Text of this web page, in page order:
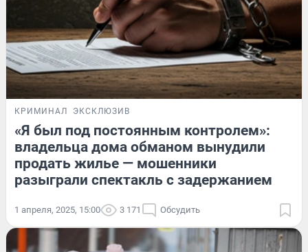
КРИМИНАЛ ЭКСКЛЮЗИВ
«Я был под постоянным контролем»:
владельца дома обманом вынудили
продать жилье — мошенники
разыграли спектакль с задержанием
1 апреля, 2025, 15:00 3 171 Обсудить